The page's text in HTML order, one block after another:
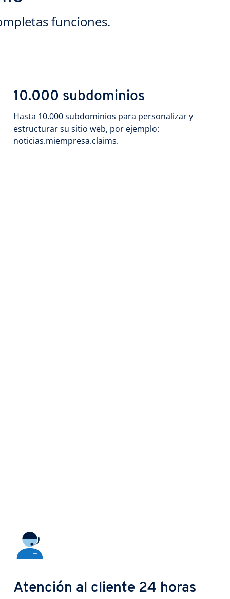
funciones.
10.000 subdominios
Hasta 10.000 subdominios para personalizar y
estructurar su sitio web, por ejemplo:
noticias.miempresa.claims.
Atención al cliente 24 horas